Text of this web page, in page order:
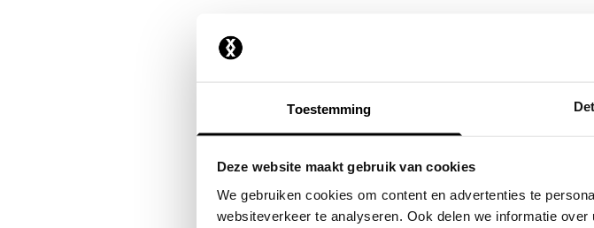
Toestemming
Deze website maakt gebruik van cookies
We gebruiken cookies om content en advertenties te
websiteverkeer te analyseren. Ook delen we informatie